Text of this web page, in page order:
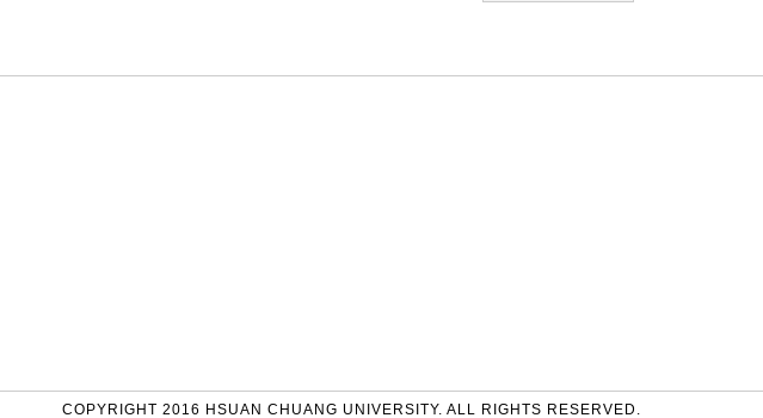
COPYRIGHT 2016 HSUAN CHUANG UNIVERSITY. ALL RIGHTS RESERVED.